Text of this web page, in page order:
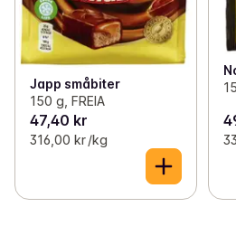
Japp småbiter
150 g, FREIA
47,40 kr
316,00 kr /kg